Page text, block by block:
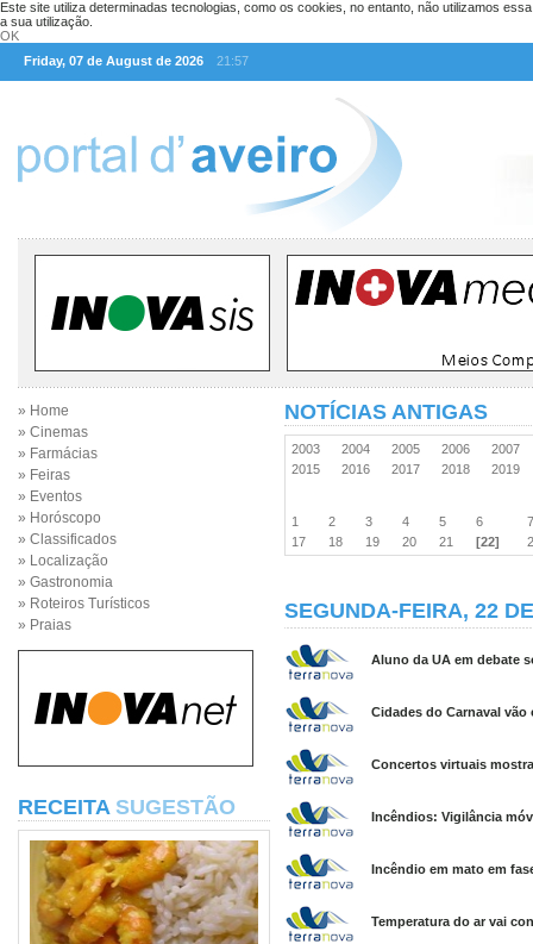
Este site utiliza determinadas tecnologias, como os cookies, no entanto, não utilizamos
a sua utilização.
OK
Friday, 07 de August de 2026
21:57
» Home
» Cinemas
» Farmácias
» Feiras
» Eventos
» Horóscopo
» Classificados
» Localização
» Gastronomia
» Roteiros Turísticos
» Praias
RECEITA SUGESTÃO
NOTÍCIAS ANTIGAS
2003 2004 2005 2006
2007
2015
2016 2017 2018 2019
1 2 3 4 5 6
17
18 19 20 21 [22]
SEGUNDA-FEIRA, 22
Aluno da UA em debate
Cidades do Carnaval vão
Concertos virtuais
Incêndios: Vigilância
Incêndio em mato em
Temperatura do ar vai